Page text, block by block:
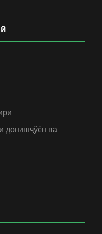
донишҷўён ва